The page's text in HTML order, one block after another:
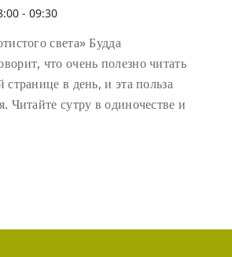
- 09:30
света» Будда
что очень полезно читать
в день, и эта польза
Читайте сутру в одиночестве и